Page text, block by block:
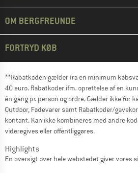
OM BERGFREUNDE
FORTRYD KØB
**Rabatkoden gælder fra en minimum
40 euro. Rabatkoder ifm. oprettelse af en
én gang pr. person og ordre. Gælder ikke for
Outdoor, Fødevarer samt Rabatkoder/
kontant. Kan ikke kombineres med andre
videregives eller offentliggøres.
Highlights
En oversigt over hele webstedet giver vores